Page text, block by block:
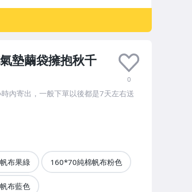
墊繭袋擁抱秋千
0
內寄出，一般下單以後都是7天左右送
布果綠 160*70純棉帆布粉色
布藍色